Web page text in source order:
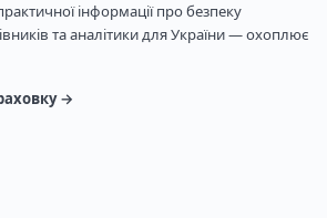
інформації про безпеку
та аналітики для України — охоплює
→